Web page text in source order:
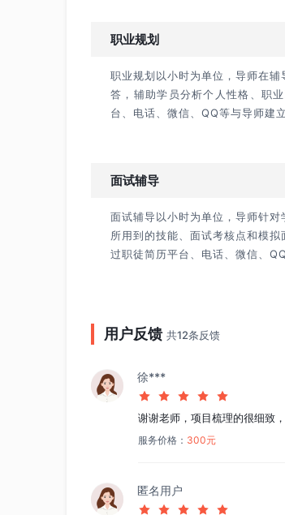
职业规划
职业规划以小时为单位，导师在
答，辅助学员分析个人性格、职
台、电话、微信、QQ等与导师建
面试辅导
面试辅导以小时为单位，导师针
所用到的技能、面试考核点和模
过职徒简历平台、电话、微信、
用户反馈 共12条反馈
徐***
谢谢老师，项目梳理的很细致
服务价格： 300元
匿名用户